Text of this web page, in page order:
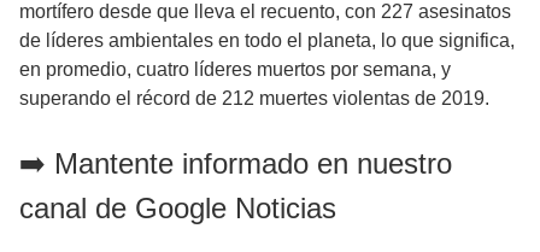
mortífero desde que lleva el recuento, con 227 asesinatos
de líderes ambientales en todo el planeta, lo que significa,
en promedio, cuatro líderes muertos por semana, y
superando el récord de 212 muertes violentas de 2019.
➡️ Mantente informado en nuestro
canal de Google Noticias